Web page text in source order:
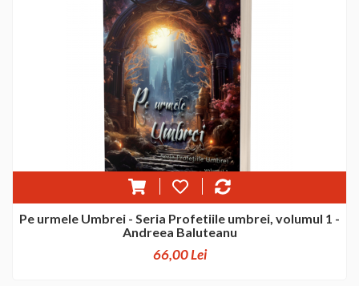
Pe urmele Umbrei - Seria Profetiile umbrei, volumul 1 -
Andreea Baluteanu
66,00 Lei